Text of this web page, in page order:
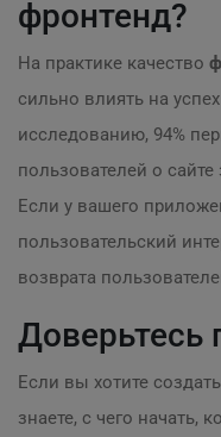
фронтенд?
На практике качество
сильно влиять на
исследованию, 94%
пользователей о
Если у вашего
пользовательский
возврата
Доверьтесь
Если вы хотите
знаете, с чего начать,